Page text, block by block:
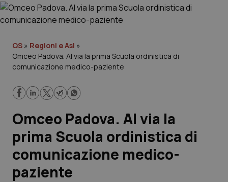
Governo e Parlamento
Regioni e Asl
Lavoro e Professioni
Scienza e Farmaci
Studi e Analisi
QS » Regioni e Asl »
Omceo Padova. Al via la prima Scuola ordinistica di
comunicazione medico-paziente
Omceo Padova. Al via la
prima Scuola ordinistica di
comunicazione medico-
paziente